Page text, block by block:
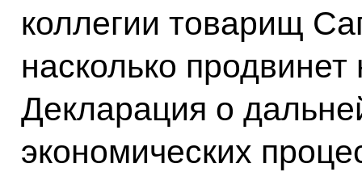
коллегии товарищ
насколько
Декларация о
экономических